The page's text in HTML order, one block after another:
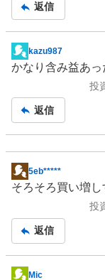
返信
掲
示
事
kazu987
かなり含み益あっ
投
返信
掲
示
事
5eb*****
そろそろ買い増し
投
返信
Mic